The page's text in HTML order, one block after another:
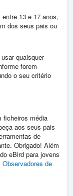
13 e 17 anos,
dos seus pais ou
quaisquer
forem
o seu critério
ficheiros média
aos seus pais
de
Obrigado! Além
eBird para jovens
de